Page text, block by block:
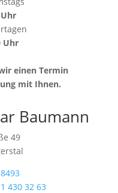
Uhr
Uhr
einen Termin
mit Ihnen.
Baumann
49
430 32 63